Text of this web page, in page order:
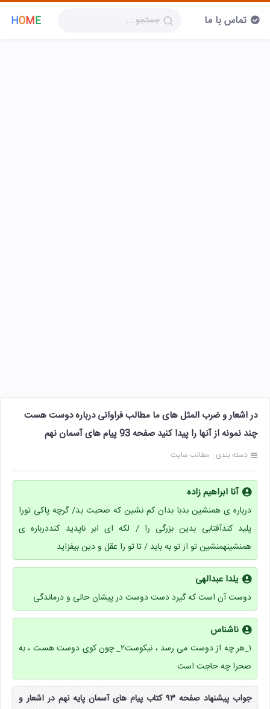
HOME تماس با ما
در اشعار و ضرب المثل های ما مطالب فراوانی درباره دوست هست
چند نمونه از آنها را پیدا کنید صفحه 93 پیام های آسمان نهم
دسته بندی : مطالب سایت
آنا ابراهیم زاده
درباره ی همنشین بدبا بدان کم نشین که صحبت بد/ گرچه پاکی تورا
پلید کندآفتابی بدین بزرگی را / لکه ای ابر ناپدید کنددرباره ی
همنشینهمنشین تو از تو به باید / تا تو را عقل و دین بیفزاید
یلدا عبدالهی
دوست آن است که گیرد دست دوست در پیشان حالی و درماندگی
ناشناس
۱_هر چه از دوست می رسد ، نیکوست۲_ چون کوی دوست هست ، به
صحرا چه حاجت است
جواب پیشنهاد صفحه ۹۳ کتاب پیام های آسمان پایه نهم در اشعار و